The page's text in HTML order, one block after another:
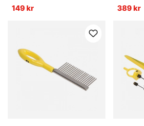
149 kr
389 kr